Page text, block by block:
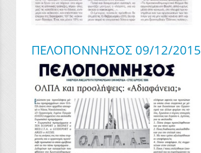
ΠΕΛΟΠΟΝΝΗΣΟΣ 09/12/2015